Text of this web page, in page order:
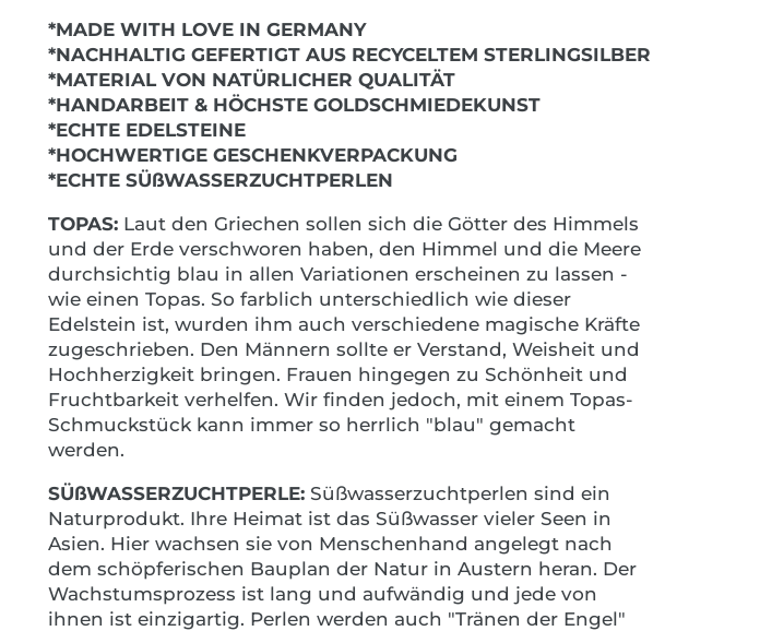
*MADE WITH LOVE IN GERMANY
*NACHHALTIG GEFERTIGT AUS RECYCELTEM STERLINGSILBER
*MATERIAL VON NATÜRLICHER QUALITÄT
*HANDARBEIT & HÖCHSTE GOLDSCHMIEDEKUNST
*ECHTE EDELSTEINE
*HOCHWERTIGE GESCHENKVERPACKUNG
*ECHTE SÜßWASSERZUCHTPERLEN
TOPAS: Laut den Griechen sollen sich die Götter des Himmels
und der Erde verschworen haben, den Himmel und die Meere
durchsichtig blau in allen Variationen erscheinen zu lassen -
wie einen Topas. So farblich unterschiedlich wie dieser
Edelstein ist, wurden ihm auch verschiedene magische Kräfte
zugeschrieben. Den Männern sollte er Verstand, Weisheit und
Hochherzigkeit bringen. Frauen hingegen zu Schönheit und
Fruchtbarkeit verhelfen. Wir finden jedoch, mit einem Topas-
Schmuckstück kann immer so herrlich "blau" gemacht
werden.
SÜßWASSERZUCHTPERLE: Süßwasserzuchtperlen sind ein
Naturprodukt. Ihre Heimat ist das Süßwasser vieler Seen in
Asien. Hier wachsen sie von Menschenhand angelegt nach
dem schöpferischen Bauplan der Natur in Austern heran. Der
Wachstumsprozess ist lang und aufwändig und jede von
ihnen ist einzigartig. Perlen werden auch "Tränen der Engel"